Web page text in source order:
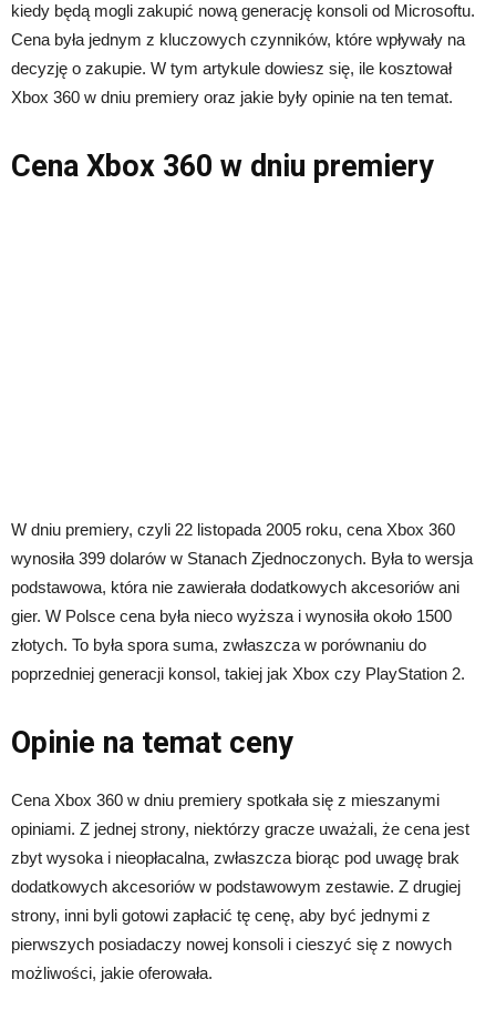
kiedy będą mogli zakupić nową generację konsoli od Microsoftu.
Cena była jednym z kluczowych czynników, które wpływały na
decyzję o zakupie. W tym artykule dowiesz się, ile kosztował
Xbox 360 w dniu premiery oraz jakie były opinie na ten temat.
Cena Xbox 360 w dniu premiery
W dniu premiery, czyli 22 listopada 2005 roku, cena Xbox 360
wynosiła 399 dolarów w Stanach Zjednoczonych. Była to wersja
podstawowa, która nie zawierała dodatkowych akcesoriów ani
gier. W Polsce cena była nieco wyższa i wynosiła około 1500
złotych. To była spora suma, zwłaszcza w porównaniu do
poprzedniej generacji konsol, takiej jak Xbox czy PlayStation 2.
Opinie na temat ceny
Cena Xbox 360 w dniu premiery spotkała się z mieszanymi
opiniami. Z jednej strony, niektórzy gracze uważali, że cena jest
zbyt wysoka i nieopłacalna, zwłaszcza biorąc pod uwagę brak
dodatkowych akcesoriów w podstawowym zestawie. Z drugiej
strony, inni byli gotowi zapłacić tę cenę, aby być jednymi z
pierwszych posiadaczy nowej konsoli i cieszyć się z nowych
możliwości, jakie oferowała.